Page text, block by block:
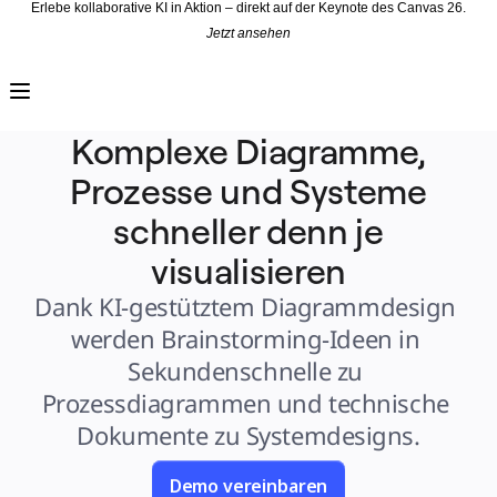
Erlebe kollaborative KI in Aktion – direkt auf der Keynote des Canvas 26.
Jetzt ansehen
Engage
Plattform
AI Workflows
MCP-Server
KI-Playbooks entdecken
MCP-Server
Blueprints
Integrationen
Sicherheit
Enterprise Guard
Entwicklerplattform
Apps herunterladen
Formate
Whiteboard
Diagramme
Kanban
Zeitachsen
Talktrack
Tabellen
Präsentation
Komplexe Diagramme,
Prozesse und Systeme
schneller denn je
visualisieren
Dank KI-gestütztem Diagrammdesign
werden Brainstorming-Ideen in
Sekundenschnelle zu
Prozessdiagrammen und technische
Dokumente zu Systemdesigns.
Demo vereinbaren